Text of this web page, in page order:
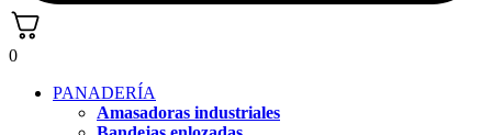
0
PANADERÍA
Amasadoras industriales